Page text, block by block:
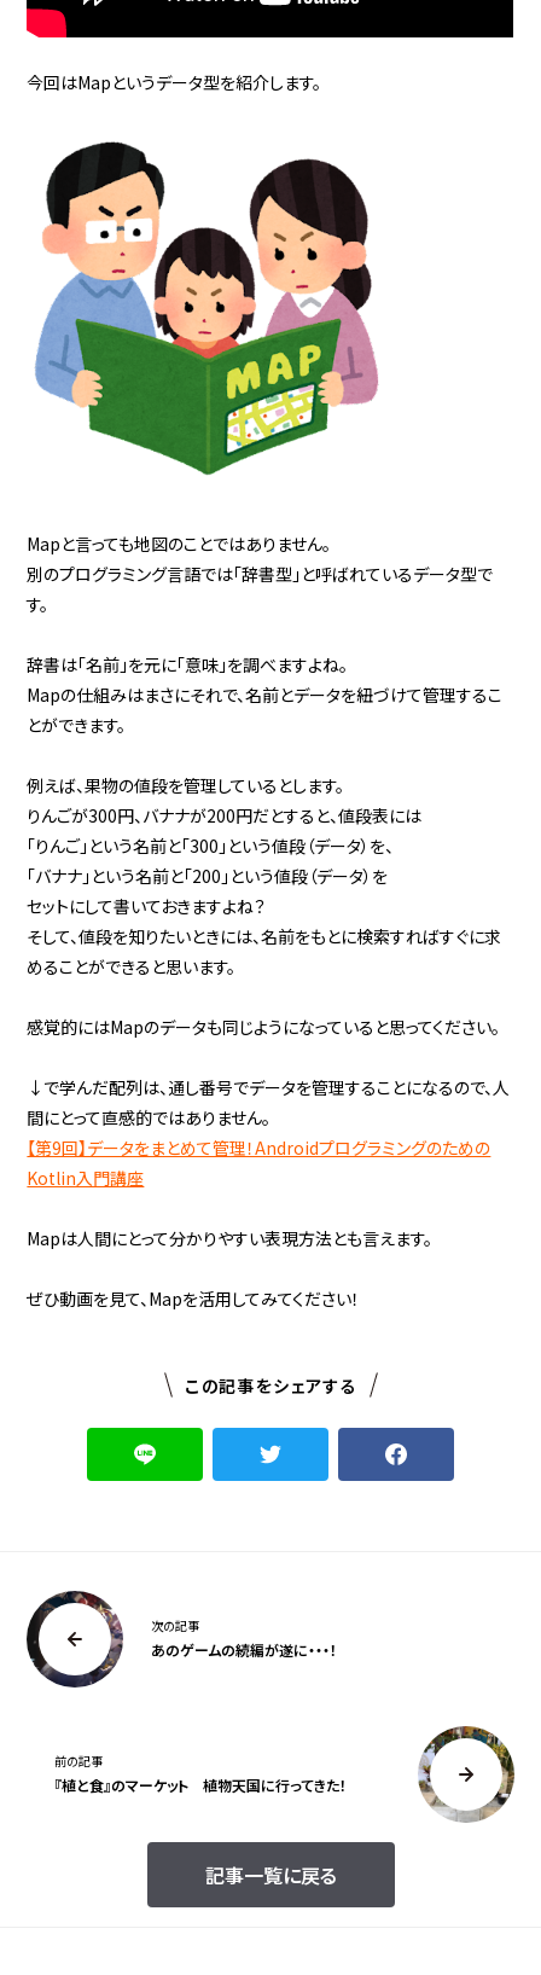
今回はMapというデータ型を紹介します。
Mapと言っても地図のことではありません。
別のプログラミング言語では「辞書型」と呼ばれているデータ型で
す。
辞書は「名前」を元に「意味」を調べますよね。
Mapの仕組みはまさにそれで、名前とデータを紐づけて管理するこ
とができます。
例えば、果物の値段を管理しているとします。
りんごが300円、バナナが200円だとすると、値段表には
「りんご」という名前と「300」という値段（データ）を、
「バナナ」という名前と「200」という値段（データ）を
セットにして書いておきますよね？
そして、値段を知りたいときには、名前をもとに検索すればすぐに求
めることができると思います。
感覚的にはMapのデータも同じようになっていると思ってください。
↓で学んだ配列は、通し番号でデータを管理することになるので、人
間にとって直感的ではありません。
【第9回】データをまとめて管理！Androidプログラミングのための
Kotlin入門講座
Mapは人間にとって分かりやすい表現方法とも言えます。
ぜひ動画を見て、Mapを活用してみてください！
この記事をシェアする
次の記事
あのゲームの続編が遂に・・・！
記事一覧に戻る
前の記事
『植と食』のマーケット 植物天国に行ってきた！